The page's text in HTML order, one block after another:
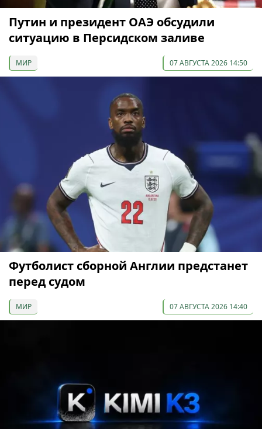
Путин и президент ОАЭ обсудили
ситуацию в Персидском заливе
МИР 07 АВГУСТА 2026 14:50
Футболист сборной Англии предстанет
перед судом
МИР 07 АВГУСТА 2026 14:40